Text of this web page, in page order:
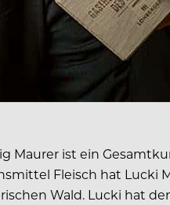
ist ein
Fleisch hat Lucki
Wald. Lucki hat